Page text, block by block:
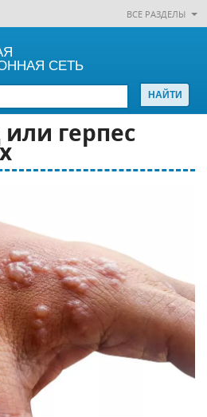
ВСЕ РАЗДЕЛЫ
СЕТЬ
герпес